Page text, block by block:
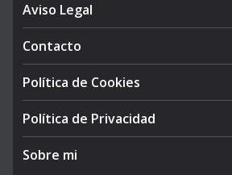
Aviso Legal
Contacto
Política de Cookies
Política de Privacidad
Sobre mi